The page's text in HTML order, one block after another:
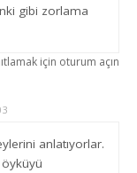
gibi zorlama
için oturum açın
anlatıyorlar.
öyküyü